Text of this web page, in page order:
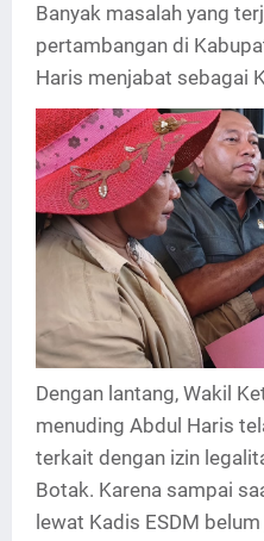
Banyak masalah yang
pertambangan di
Haris menjabat sebagai
Dengan lantang, Wakil
menuding Abdul Haris
terkait dengan izin
Botak. Karena sampai
lewat Kadis ESDM